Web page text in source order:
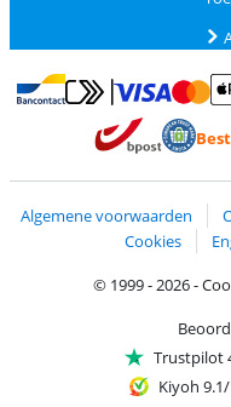
Betalen met Bancontact
Betalen met
Best
Algemene voorwaarden
Cookies
© 1999 - 2026 -
Trustpilot
Kiyoh